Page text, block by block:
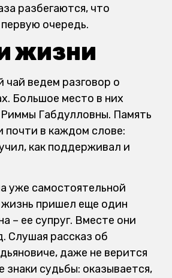
разбегаются, что
очередь.
ЖИЗНИ
ведем разговор о
Большое место в них
Габдулловны. Память
почти в каждом слове:
как поддерживал и
уже самостоятельной
пришел еще один
– ее супруг. Вместе они
Слушая рассказ об
даже не верится
знаки судьбы: оказывается,